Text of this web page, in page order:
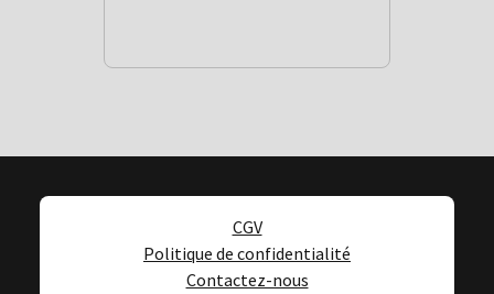
CGV
Politique de confidentialité
Contactez-nous